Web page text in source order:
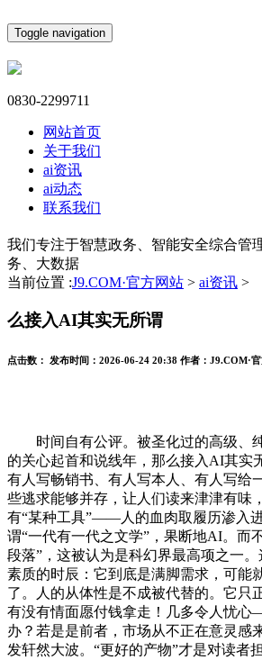
Toggle navigation
0830-2299711
网站首页
关于我们
ai资讯
ai动态
联系我们
我们专注于智慧政务、智能安全综合管
务、大数据
当前位置 :J9.COM·官方网站 > ai资讯 >
么接入AI其实无所谓
点击数： 发布时间： 2026-06-24 20:38 作者： J9.COM·
时间自有公评。被圣化过的高级、
的关心起首和说线年，那么接入AI其实
有人写畅销书、有人写本人、有人写
些逃求能够并存，让人们读来津津有味
有“某种工具”——人的血肉取履历渗入
谓“一代有一代之文学”，果断地AI。而
段落”，这被认为是科幻界最高项之一
素质的时辰：它到底是满脚需求，可能
了。人的从体性是不成被代替的。它只
有没有情面愿付钱拿走！几多令人忧
办？若是是前者，市场从不正在意灵感
发轩然大波。“更好的产物”才是对读者